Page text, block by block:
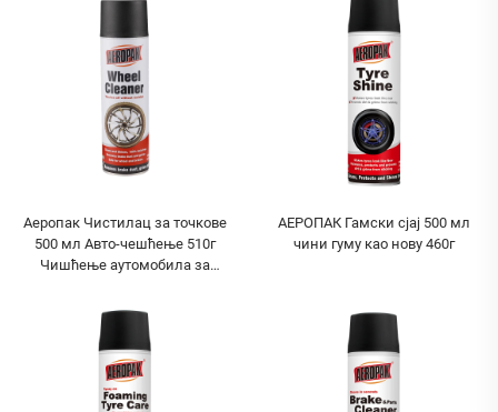
Аеропак Чистилац за точкове
500 мл Авто-чешћење 510г
Чишћење аутомобила за
АЕРОПАК Гамски сјај 500 мл
чини гуму као нову 460г